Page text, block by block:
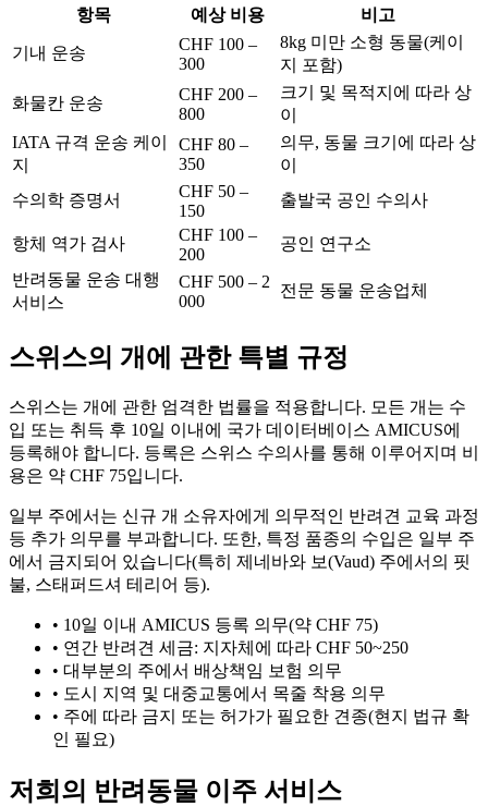
항목 예상 비용 비고
기내 운송
CHF 100 –
300
8kg 미만 소형 동물(케이
지 포함)
화물칸 운송
CHF 200 –
800
크기 및 목적지에 따라 상
이
IATA 규격 운송 케이
지
CHF 80 –
350
의무, 동물 크기에 따라 상
이
수의학 증명서
CHF 50 –
150
출발국 공인 수의사
항체 역가 검사
CHF 100 –
200
공인 연구소
반려동물 운송 대행
서비스
CHF 500 – 2
000
전문 동물 운송업체
스위스의 개에 관한 특별 규정
스위스는 개에 관한 엄격한 법률을 적용합니다. 모든 개는 수
입 또는 취득 후 10일 이내에 국가 데이터베이스 AMICUS에
등록해야 합니다. 등록은 스위스 수의사를 통해 이루어지며 비
용은 약 CHF 75입니다.
일부 주에서는 신규 개 소유자에게 의무적인 반려견 교육 과정
등 추가 의무를 부과합니다. 또한, 특정 품종의 수입은 일부 주
에서 금지되어 있습니다(특히 제네바와 보(Vaud) 주에서의 핏
불, 스태퍼드셔 테리어 등).
• 10일 이내 AMICUS 등록 의무(약 CHF 75)
• 연간 반려견 세금: 지자체에 따라 CHF 50~250
• 대부분의 주에서 배상책임 보험 의무
• 도시 지역 및 대중교통에서 목줄 착용 의무
• 주에 따라 금지 또는 허가가 필요한 견종(현지 법규 확
인 필요)
저희의 반려동물 이주 서비스